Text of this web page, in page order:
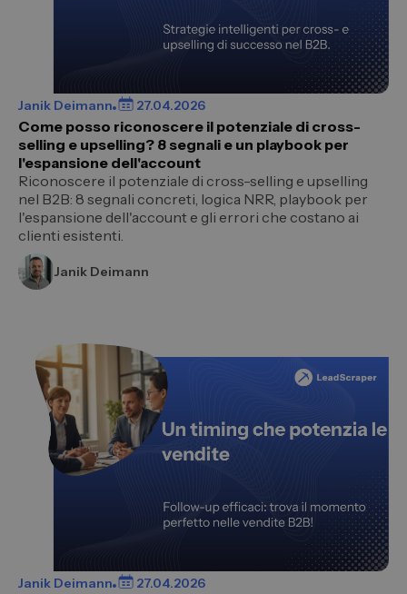
Janik Deimann 27.04.2026
Come posso riconoscere il potenziale di cross-
selling e upselling? 8 segnali e un playbook per
l'espansione dell'account
Riconoscere il potenziale di cross-selling e upselling
nel B2B: 8 segnali concreti, logica NRR, playbook per
l'espansione dell'account e gli errori che costano ai
clienti esistenti.
Janik Deimann
Janik Deimann 27.04.2026